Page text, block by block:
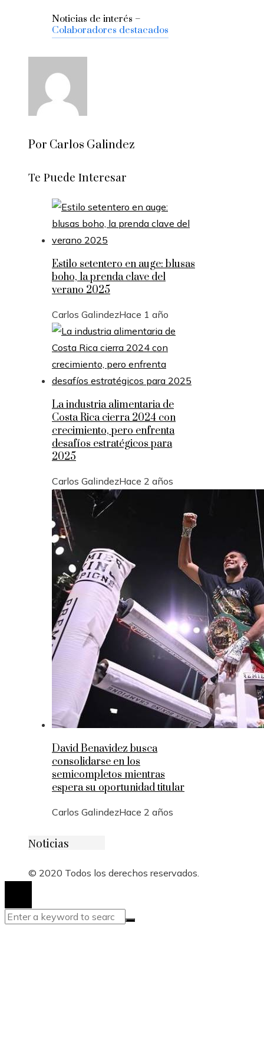
Noticias de interés –
Colaboradores destacados
Por Carlos Galindez
Te Puede Interesar
Estilo setentero en auge: blusas
boho, la prenda clave del
verano 2025
Carlos GalindezHace 1 año
La industria alimentaria de
Costa Rica cierra 2024 con
crecimiento, pero enfrenta
desafíos estratégicos para
2025
Carlos GalindezHace 2 años
David Benavidez busca
consolidarse en los
semicompletos mientras
espera su oportunidad titular
Carlos GalindezHace 2 años
Noticias
© 2020 Todos los derechos reservados.